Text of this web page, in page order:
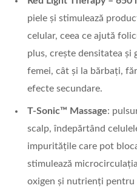
piele și stimulează
celular, ceea ce ajută
plus, crește densitatea și
femei, cât și la bărbați,
efecte secundare.
T-Sonic™ Massage:
scalp, îndepărtând
impuritățile care pot
stimulează
oxigen și nutrienți pentru